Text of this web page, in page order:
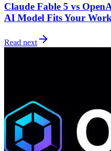
Claude Fable 5 vs
AI Model Fits Your
Read next